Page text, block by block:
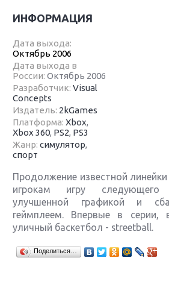
ИНФОРМАЦИЯ
Дата выхода:
Октябрь 2006
Дата выхода в
России:Октябрь 2006
Разработчик:Visual
Concepts
Издатель: 2kGames
Платформа:Xbox,
Xbox 360, PS2, PS3
Жанр:симулятор,
спорт
Продолжение известной линейки
игрокам игру
улучшенной графикой и
геймплеем. Впервые в серии,
уличный баскетбол - streetball.
Поделиться…
Крупнейшие релизы мая:
Sony